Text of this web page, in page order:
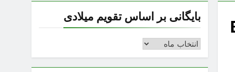
بایگانی بر اساس تقویم میلادی
بایگانی
اساس